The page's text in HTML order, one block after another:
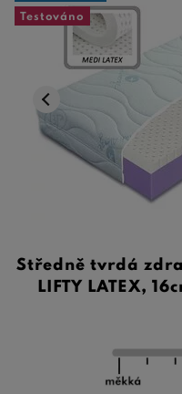
Testováno
Středně tvrdá
LIFTY LATEX,